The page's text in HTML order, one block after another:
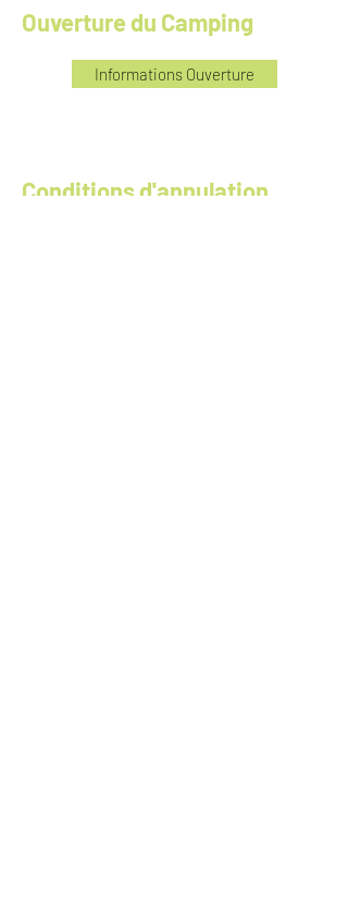
Ouverture du Camping
Informations Ouverture
Conditions d'annulation